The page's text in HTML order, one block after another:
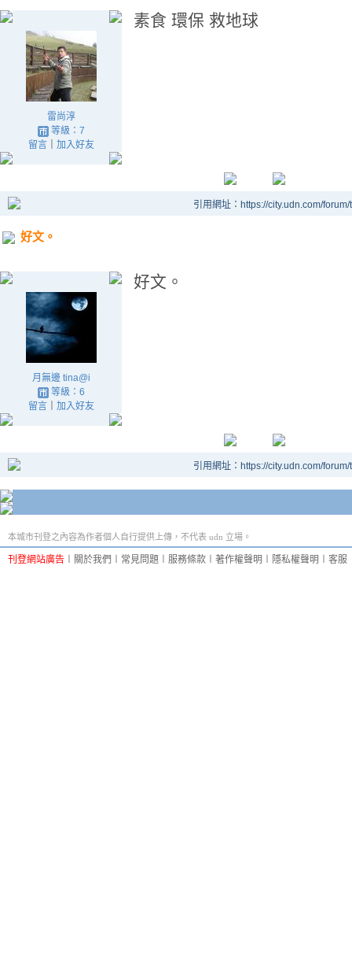
雷尚淳
等級：7
留言｜ 加入好友
素食 環保 救地球
引用網址：https://city.udn.com/
好文。
月無邊 tina@i
等級：6
留言｜ 加入好友
好文。
引用網址：https://city.udn.com/
本城市刊登之內容為作者個人自行提供上傳，不代表 udn 立場。
刊登網站廣告 關於我們 常見問題 服務條款 著作權聲明 隱私權聲明 客服